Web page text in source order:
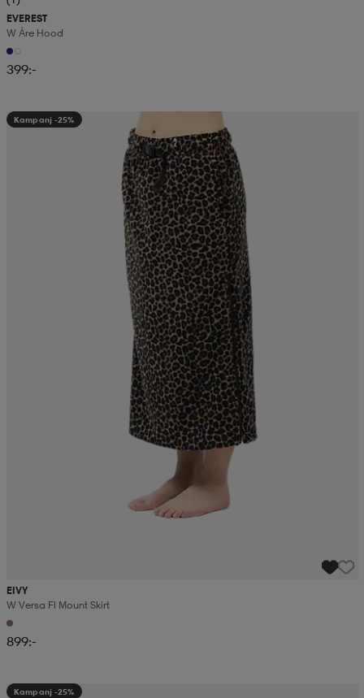
EVEREST
W Åre Hood
399:-
Kampanj -25%
EIVY
W Versa Fl Mount Skirt
899:-
Kampanj -25%